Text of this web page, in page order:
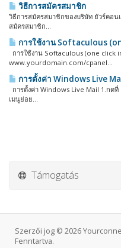
วิธีการสมัครสมาชิก
วิธีการสมัครสมาชิกของบริษัท ยัวร์คอ
สมัครสมาชิก...
การใช้งาน Softaculous
การใช้งาน Softaculous (one click
www.yourdomain.com/cpanel...
การตั้งค่า Windows Live
การตั้งค่า Windows Live Mail 1.กด
เมนูย่อย...
Támogatás
Szerzői jog © 2026
Fenntartva.